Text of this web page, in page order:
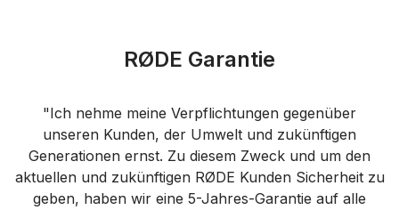
RØDE Garantie
"Ich nehme meine Verpflichtungen gegenüber
unseren Kunden, der Umwelt und zukünftigen
Generationen ernst. Zu diesem Zweck und um den
aktuellen und zukünftigen RØDE Kunden Sicherheit zu
geben, haben wir eine 5-Jahres-Garantie auf alle